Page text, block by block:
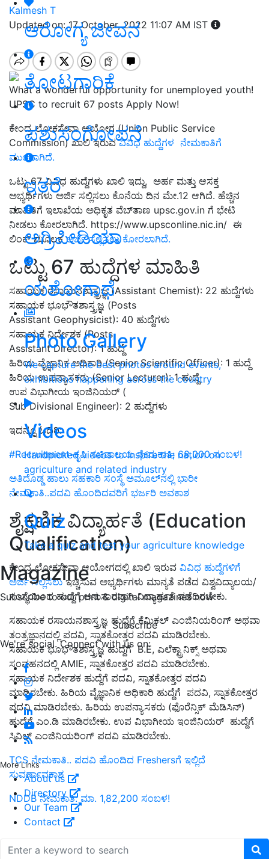
ಆರೋಗ್ಯ ಜೀವನ
ತೋಟಗಾರಿಕೆ
ಪಶುಸಂಗೋಪನೆ
ಇತರೆ
ಅಗ್ರಿಪೀಡಿಯಾ
ಯಶೋಗಾಥೆ
Photo Gallery
We capture the best photos around events,
exhibitions happening across the country
Videos
Handpicked videos to inspire the nation on
agriculture and related industry
Quiz
Take a quiz and test your agriculture knowledge
Magazine
Subscribe to our print & digital magazines now
Subscribe
We're social. Connect with us on:
More Links
About us
Directory
Our Team
Contact
Kalmesh T
Updated on: 17 October, 2022 11:07 AM IST
What a wonderful opportunity for unemployed youth!
UPSC to recruit 67 posts Apply Now!
ಕೇಂದ್ರ ಲೋಕಸೇವಾ ಆಯೋಗ (Union Public Service
Commission) ಖಾಲಿ ಇರುವವಿವಿಧ ಹುದ್ದೆಗಳ ನೇಮಕಾತಿಗೆ
ಮುಂದಾಗಿದೆ.
ಒಟ್ಟು 67 ವಿವಿಧ ಹುದ್ದೆಗಳು ಖಾಲಿ ಇದ್ದು, ಅರ್ಹ ಮತ್ತು ಆಸಕ್ತ
ಅಭ್ಯರ್ಥಿಗಳು ಅರ್ಜಿ ಸಲ್ಲಿಸಲು ಕೊನೆಯ ದಿನ ಮೇ.12 ಆಗಿದೆ. ಹೆಚ್ಚಿನ
ಮಾಹಿತಿಗೆ ಇಲಾಖೆಯ ಅಧಿಕೃತ ವೆಬ್‌ತಾಣ upsc.gov.in ಗೆ ಭೇಟಿ
ನೀಡಲು ಕೋರಲಾಗಿದೆ. https://www.upsconline.nic.in/ ಈ
ಲಿಂಕ್ ಮೂಲಕಅರ್ಜಿ ಸಲ್ಲಿಸಲು ಕೋರಲಾಗಿದೆ.
ಒಟ್ಟು 67 ಹುದ್ದೆಗಳ ಮಾಹಿತಿ
ಸಹಾಯಕ ರಸಾಯನಶಾಸ್ತ್ರಜ್ಞ (Assistant Chemist): 22 ಹುದ್ದೆಗಳು
ಸಹಾಯಕ ಭೂಭೌತಶಾಸ್ತ್ರಜ್ಞ (Posts
Assistant Geophysicist): 40 ಹುದ್ದೆಗಳು
ಸಹಾಯಕ ನಿರ್ದೇಶಕ (Posts
Assistant Director): 1 ಹುದ್ದೆ
ಹಿರಿಯ ವೈಜ್ಞಾನಿಕ ಅಧಿಕಾರಿ (Senior Scientific Officer): 1 ಹುದ್ದೆ
ಹಿರಿಯ ಉಪನ್ಯಾಸಕರು (Senior Lecturer): 1 ಹುದ್ದೆ
ಉಪ ವಿಭಾಗೀಯ ಇಂಜಿನಿಯರ್ (
Sub Divisional Engineer): 2 ಹುದ್ದೆಗಳು
ಇದನ್ನೂ ಓದಿರಿ:
#Recruitment-ಕೃಷಿ ಸಚಿವಾಲಯ ನೇಮಕಾತಿ; 68,000 ಸಂಬಳ!
ಅತಿದೊಡ್ಡ ಹಾಲು ಸಹಕಾರಿ ಸಂಸ್ಥೆ ಅಮೂಲ್‌ನಲ್ಲಿ ಭಾರೀ
ನೇಮಕಾತಿ..ಪದವಿ ಹೊಂದಿದವರಿಗೆ ಭರ್ಜರಿ ಅವಕಾಶ
ಶೈಕ್ಷಣಿಕ ವಿದ್ಯಾರ್ಹತೆ (Education
Qualification)
ಕೇಂದ್ರ ಲೋಕಸೇವಾ ಆಯೋಗದಲ್ಲಿ ಖಾಲಿ ಇರುವ ವಿವಿಧ ಹುದ್ದೆಗಳಿಗೆ
ಅರ್ಜಿ ಸಲ್ಲಿಸಲುಇಚ್ಚಿಸುವ ಅಭ್ಯರ್ಥಿಗಳು ಮಾನ್ಯತೆ ಪಡೆದ ವಿಶ್ವವಿದ್ಯಾಲಯ/
ಸಂಸ್ಥೆಯಿಂದ ಹುದ್ದೆಗೆ ಅನುಸಾರವಾಗಿ ವಿದ್ಯಾರ್ಹತೆ ಪಡೆದಿರಬೇಕು.
ಸಹಾಯಕ ರಸಾಯನಶಾಸ್ತ್ರಜ್ಞ ಹುದ್ದೆಗೆ ಕೆಮಿಕಲ್ ಎಂಜಿನಿಯರಿಂಗ್ ಅಥವಾ
ತಂತ್ರಜ್ಞಾನದಲ್ಲಿ ಪದವಿ, ಸ್ನಾತಕೋತ್ತರ ಪದವಿ ಮಾಡಿರಬೇಕು.
ಸಹಾಯಕ ಭೂಭೌತಶಾಸ್ತ್ರಜ್ಞ ಹುದ್ದೆಗೆ B.E, ಎಲೆಕ್ಟ್ರಾನಿಕ್ಸ್ ಅಥವಾ
ಸಂವಹನದಲ್ಲಿ AMIE, ಸ್ನಾತಕೋತ್ತರ ಪದವಿ ಮಾಡಿರಬೇಕು.
ಸಹಾಯಕ ನಿರ್ದೇಶಕ ಹುದ್ದೆಗೆ ಪದವಿ, ಸ್ನಾತಕೋತ್ತರ ಪದವಿ
ಮಾಡಿರಬೇಕು. ಹಿರಿಯ ವೈಜ್ಞಾನಿಕ ಅಧಿಕಾರಿ ಹುದ್ದೆಗೆ ಪದವಿ, ಸ್ನಾತಕೋತ್ತರ
ಪದವಿ ಮಾಡಿರಬೇಕು. ಹಿರಿಯ ಉಪನ್ಯಾಸಕರು (ಫೊರೆನ್ಸಿಕ್ ಮೆಡಿಸಿನ್)
ಹುದ್ದೆಗೆ ಎಂ.ಡಿ ಮಾಡಿರಬೇಕು. ಉಪ ವಿಭಾಗೀಯ ಇಂಜಿನಿಯರ್ ಹುದ್ದೆಗೆ
ಸಿವಿಲ್ ಎಂಜಿನಿಯರಿಂಗ್ ಪದವಿ ಮಾಡಿರಬೇಕು.
TCS ನೇಮಕಾತಿ.. ಪದವಿ ಹೊಂದಿದ Freshersಗೆ ಇಲ್ಲಿದೆ
ಸುವರ್ಣಾವಕಾಶ
NDDB ನೇಮಕಾತಿ: ಮಾ. 1,82,200 ಸಂಬಳ!